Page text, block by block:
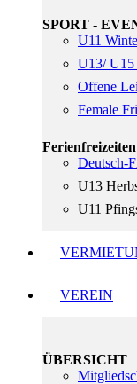
SPORT -
U11
U13/ U15
Offene
Female
Ferienfreizeiten
Deutsch-
U13
U11
VEREIN
ÜBERSICHT